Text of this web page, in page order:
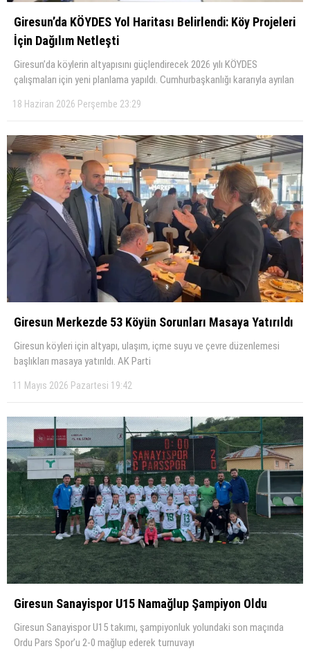
Giresun’da KÖYDES Yol Haritası Belirlendi: Köy Projeleri
İçin Dağılım Netleşti
Giresun’da köylerin altyapısını güçlendirecek 2026 yılı KÖYDES
çalışmaları için yeni planlama yapıldı. Cumhurbaşkanlığı kararıyla ayrılan
18 Haziran 2026 Perşembe 23:29
Giresun Merkezde 53 Köyün Sorunları Masaya Yatırıldı
Giresun köyleri için altyapı, ulaşım, içme suyu ve çevre düzenlemesi
başlıkları masaya yatırıldı. AK Parti
11 Mayıs 2026 Pazartesi 19:42
Giresun Sanayispor U15 Namağlup Şampiyon Oldu
Giresun Sanayispor U15 takımı, şampiyonluk yolundaki son maçında
Ordu Pars Spor’u 2-0 mağlup ederek turnuvayı